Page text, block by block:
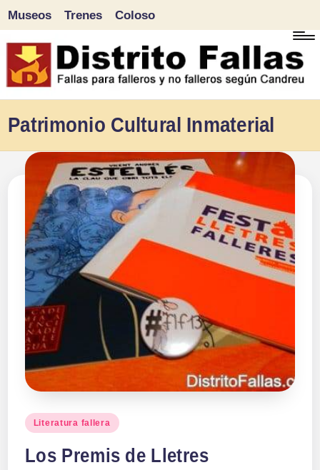
Saltar
al
Museos Trenes Coloso
Patrimonio Cultural Inmaterial
Publicado
Literatura fallera
Los Premis de Lletres